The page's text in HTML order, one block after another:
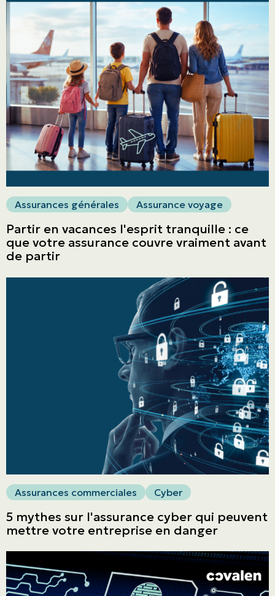
ASSURANCES
Particuliers
ASSURANCES
Entreprises
Obtenir une soumission
Urgences et réclamations
À propos
Blogue
Faites un paiement
Assurances générales Assurance voyage
Partir en vacances l'esprit tranquille : ce
que votre assurance couvre vraiment avant
de partir
Assurances commerciales Cyber
5 mythes sur l'assurance cyber qui peuvent
mettre votre entreprise en danger